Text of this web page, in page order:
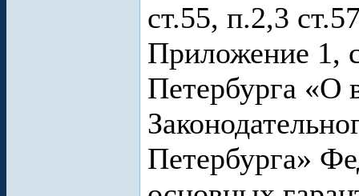
ст.55, п.2,3
Приложение 1,
Петербурга «О
Петербурга»